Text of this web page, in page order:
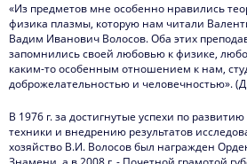
«Из предметов мне особенно нравились
физика плазмы, которую нам читали
Вадим Иванович Волосов. Оба этих
запомнились своей любовью к физике,
каким-то особенным отношением к нам,
доброжелательностью и человечностью».
В 1976 г. за достигнутые успехи по
техники и внедрению результатов
хозяйство В.И. Волосов был награжден